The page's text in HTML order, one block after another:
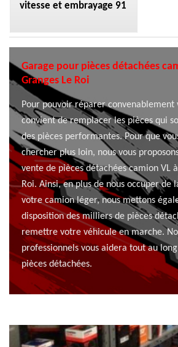
vitesse et embrayage 91
Garage pour pièces détachées
Granges Le Roi
Pour pouvoir réparer convenablement
convient de remplacer les pièces qui
des pièces performantes. Pour que
chercher plus loin, nous vous
vente de pièces détachées camion VL
Roi. Ainsi, en plus de nous occuper de
votre camion léger, nous mettons
disposition des milliers de pièces
remettre votre véhicule en marche.
professionnels vous aidera tout au
pièces détachées.